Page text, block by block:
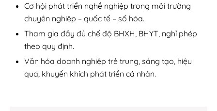
Cơ hội phát triển nghề nghiệp trong môi trường
chuyên nghiệp – quốc tế – số hóa.
Tham gia đầy đủ chế độ BHXH, BHYT, nghỉ phép
theo quy định.
Văn hóa doanh nghiệp trẻ trung, sáng tạo, hiệu
quả, khuyến khích phát triển cá nhân.